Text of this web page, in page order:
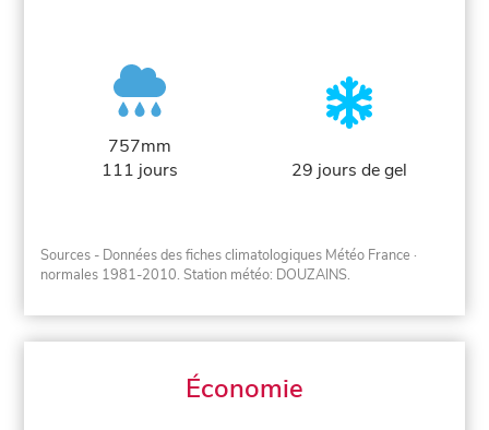
757mm
111 jours
29 jours de gel
Sources - Données des fiches climatologiques Météo France ·
normales 1981-2010. Station météo: DOUZAINS.
Économie